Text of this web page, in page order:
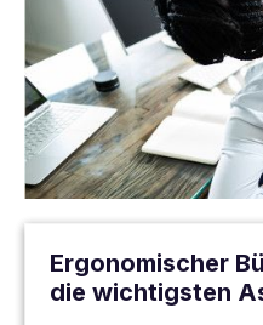
Ergonomischer
die wichtigsten